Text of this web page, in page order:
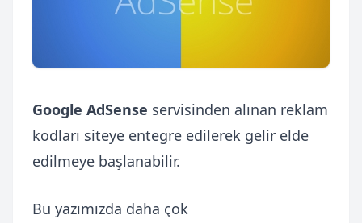
Google AdSense servisinden alınan reklam
kodları siteye entegre edilerek gelir elde
edilmeye başlanabilir.
Bu yazımızda daha çok